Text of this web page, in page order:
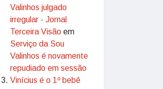
Valinhos julgado
irregular - Jornal
Terceira Visão em
Serviço da Sou
Valinhos é novamente
repudiado em sessão
Vinícius é o 1º bebê